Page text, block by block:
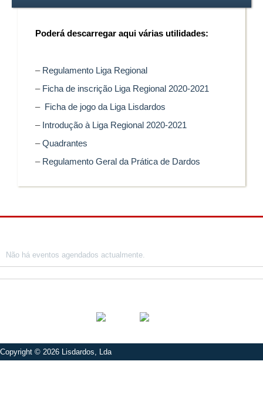
Poderá descarregar aqui várias utilidades:
– Regulamento Liga Regional
– Ficha de inscrição Liga Regional 2020-2021
– Ficha de jogo da Liga Lisdardos
– Introdução à Liga Regional 2020-2021
–Quadrantes
– Regulamento Geral da Prática de Dardos
Não há eventos agendados actualmente.
Copyright © 2026 Lisdardos, Lda